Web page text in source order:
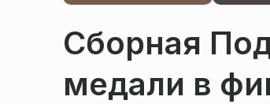
Сборная
медали в